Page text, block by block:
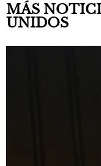
MÁS
UNIDOS